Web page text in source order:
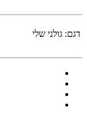
דגם: גולני שלי